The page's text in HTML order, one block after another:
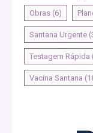
Obras (6)
Santana Urgente
Testagem Rápida
Vacina Santana